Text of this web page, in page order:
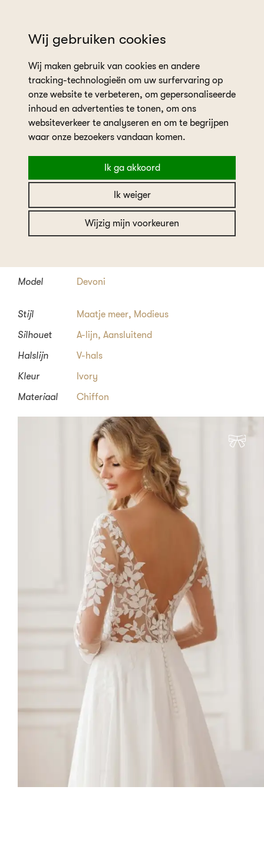
Wij gebruiken cookies
Wij maken gebruik van cookies en andere
tracking-technologieën om uw surfervaring op
onze website te verbeteren, om gepersonaliseerde
inhoud en advertenties te tonen, om ons
websiteverkeer te analyseren en om te begrijpen
waar onze bezoekers vandaan komen.
Ik ga akkoord
Ik weiger
Wijzig mijn voorkeuren
collectie Jarice Devoni
Jarice Devoni
Model
Devoni
Stijl Maatje meer, Modieus
Silhouet
A-lijn, Aansluitend
Halslijn
V-hals
Kleur
Ivory
Materiaal
Chiffon